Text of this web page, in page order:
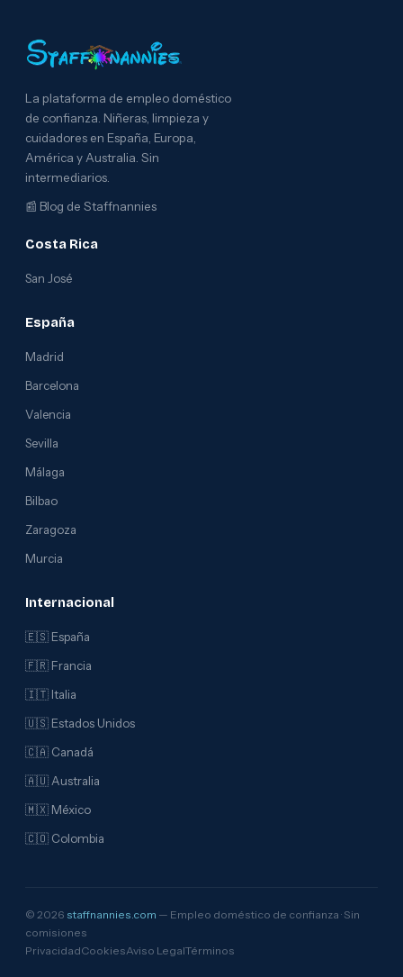
La plataforma de empleo doméstico
de confianza. Niñeras, limpieza y
cuidadores en España, Europa,
América y Australia. Sin
intermediarios.
📰 Blog de Staffnannies
Costa Rica
San José
España
Madrid
Barcelona
Valencia
Sevilla
Málaga
Bilbao
Zaragoza
Murcia
Internacional
🇪🇸 España
🇫🇷 Francia
🇮🇹 Italia
🇺🇸 Estados Unidos
🇨🇦 Canadá
🇦🇺 Australia
🇲🇽 México
🇨🇴 Colombia
© 2026 staffnannies.com — Empleo doméstico de confianza · Sin
comisiones
PrivacidadCookiesAviso LegalTérminos